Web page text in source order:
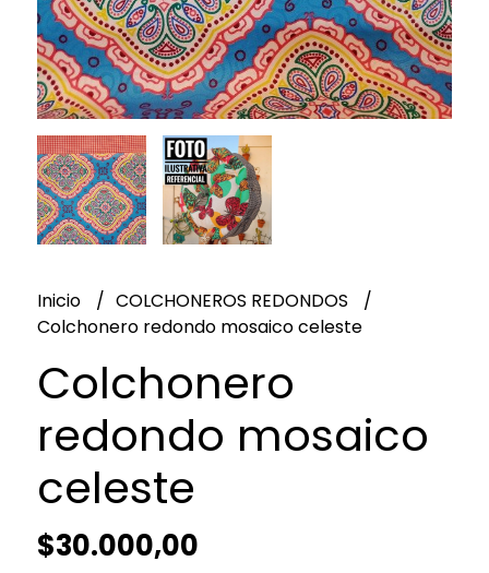
Inicio
COLCHONEROS REDONDOS
Colchonero redondo mosaico celeste
Colchonero
redondo mosaico
celeste
$30.000,00